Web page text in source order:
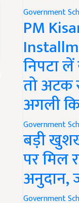
Government
PM
निपटा
तो अटक
अगली
Government
बड़ी
पर मिल
अनुदान,
Government